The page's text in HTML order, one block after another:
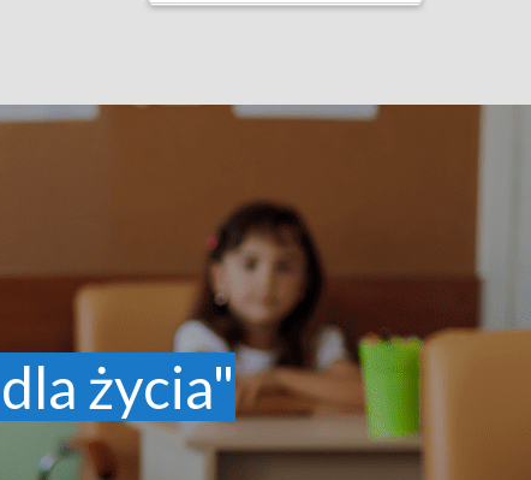
życia"